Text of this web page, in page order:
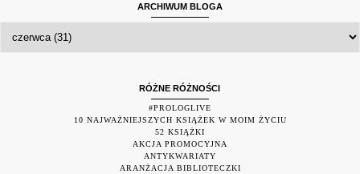
ARCHIWUM BLOGA
RÓŻNE RÓŻNOŚCI
#PROLOGLIVE
10 NAJWAŻNIEJSZYCH KSIĄŻEK W MOIM ŻYCIU
52 KSIĄŻKI
AKCJA PROMOCYJNA
ANTYKWARIATY
ARANŻACJA BIBLIOTECZKI